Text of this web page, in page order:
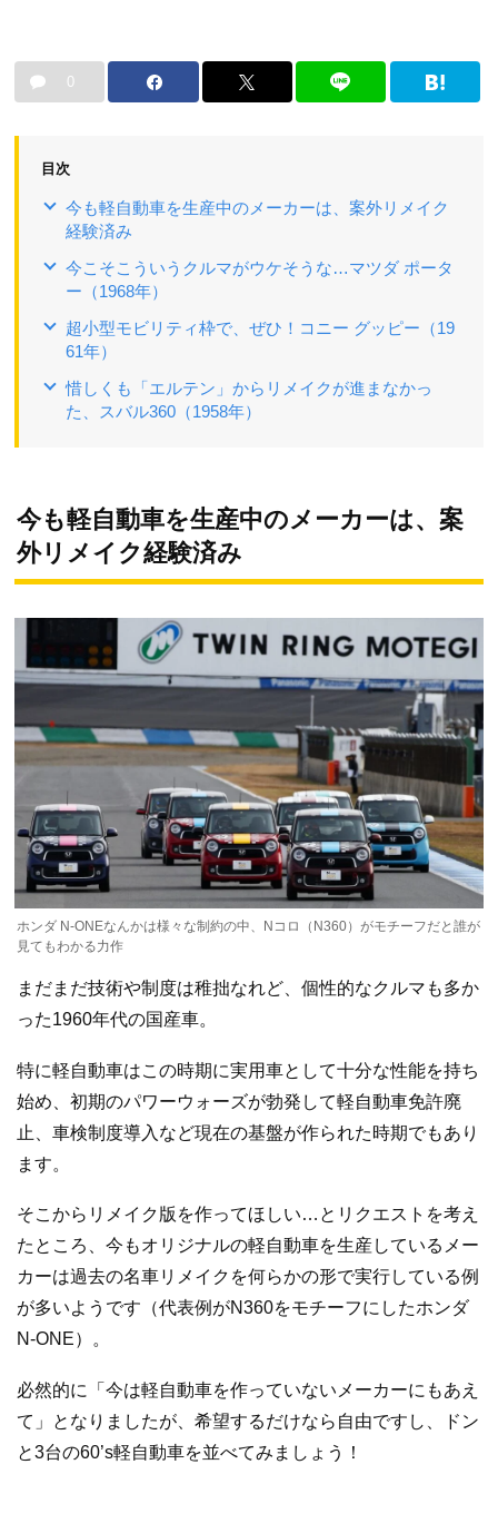
0
目次
今も軽自動車を生産中のメーカーは、案外リメイク
経験済み
今こそこういうクルマがウケそうな…マツダ ポータ
ー（1968年）
超小型モビリティ枠で、ぜひ！コニー グッピー（19
61年）
惜しくも「エルテン」からリメイクが進まなかっ
た、スバル360（1958年）
今も軽自動車を生産中のメーカーは、案
外リメイク経験済み
ホンダ N-ONEなんかは様々な制約の中、Nコロ（N360）がモチーフだと誰が
見てもわかる力作
まだまだ技術や制度は稚拙なれど、個性的なクルマも多か
った1960年代の国産車。
特に軽自動車はこの時期に実用車として十分な性能を持ち
始め、初期のパワーウォーズが勃発して軽自動車免許廃
止、車検制度導入など現在の基盤が作られた時期でもあり
ます。
そこからリメイク版を作ってほしい…とリクエストを考え
たところ、今もオリジナルの軽自動車を生産しているメー
カーは過去の名車リメイクを何らかの形で実行している例
が多いようです（代表例がN360をモチーフにしたホンダ
N-ONE）。
必然的に「今は軽自動車を作っていないメーカーにもあえ
て」となりましたが、希望するだけなら自由ですし、ドン
と3台の60’s軽自動車を並べてみましょう！